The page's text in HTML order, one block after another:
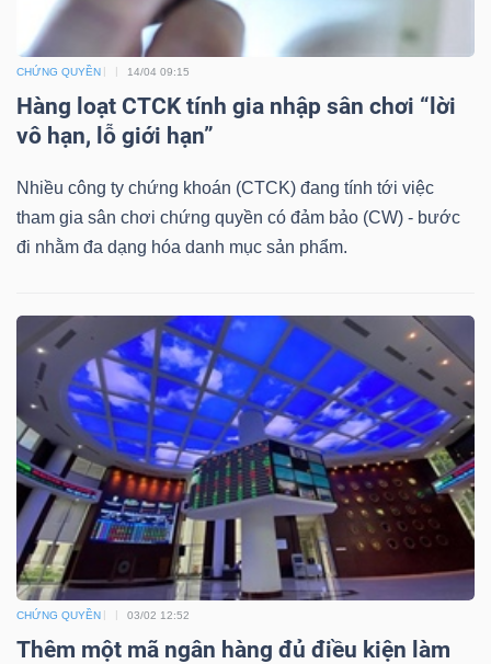
CHỨNG QUYỀN 14/04 09:15
Hàng loạt CTCK tính gia nhập sân chơi “lời
vô hạn, lỗ giới hạn”
Nhiều công ty chứng khoán (CTCK) đang tính tới việc
tham gia sân chơi chứng quyền có đảm bảo (CW) - bước
đi nhằm đa dạng hóa danh mục sản phẩm.
CHỨNG QUYỀN 03/02 12:52
Thêm một mã ngân hàng đủ điều kiện làm
THÔNG
TIN
TRUYỀN
TIỆN
ÍCH
BẤT
ĐỘNG
SẢN